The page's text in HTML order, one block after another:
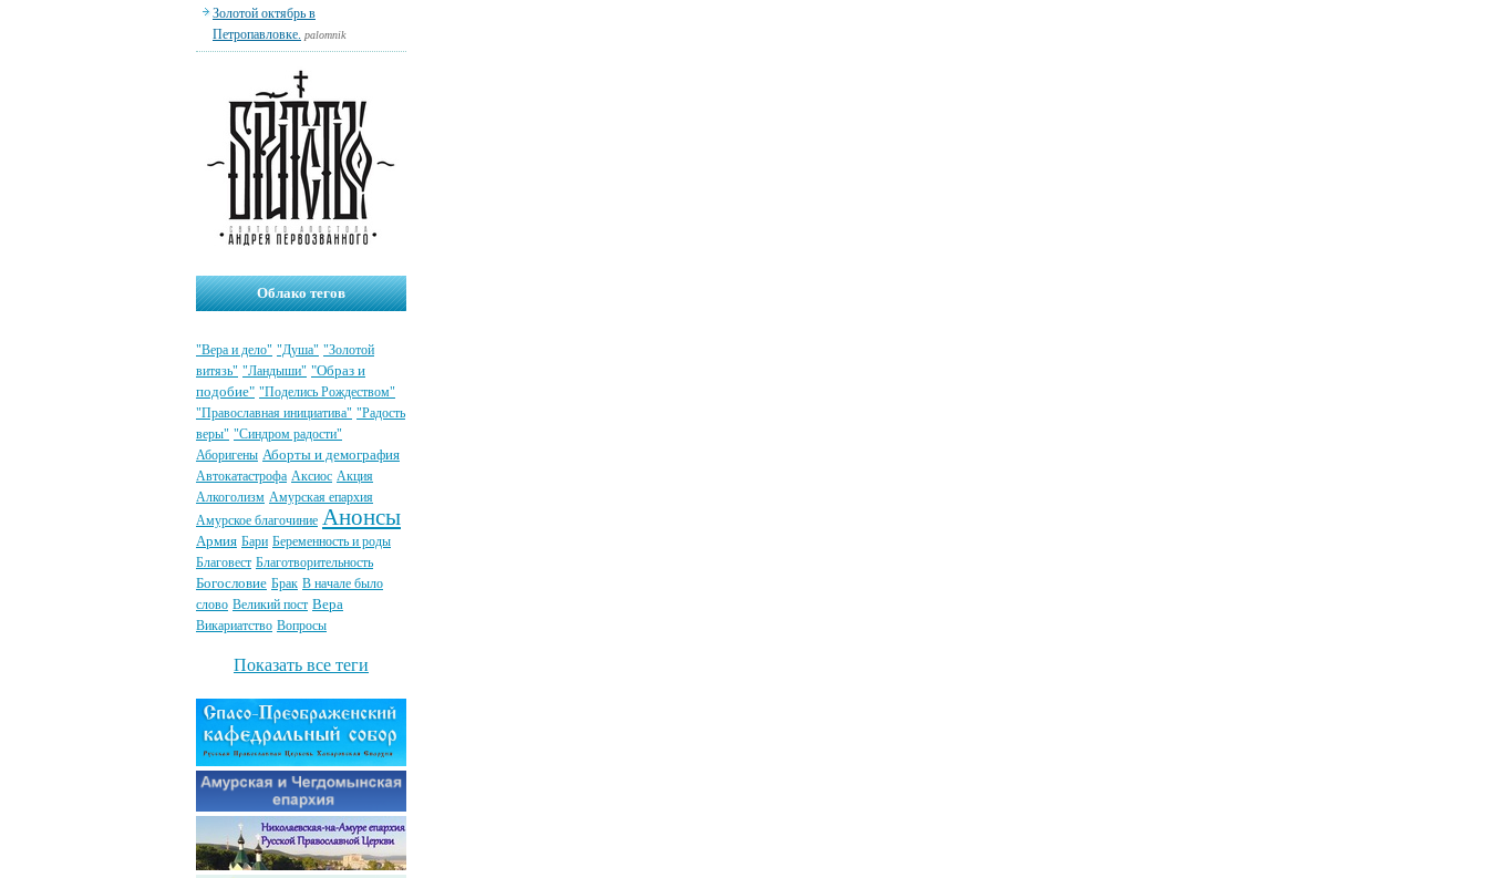
Золотой октябрь в
Петропавловке. palomnik
Облако тегов
"Вера и дело" "Душа" "Золотой
витязь" "Ландыши" "Образ и
подобие" "Поделись Рождеством"
"Православная инициатива" "Радость
веры" "Синдром радости"
Аборигены Аборты и демография
Автокатастрофа Аксиос Акция
Алкоголизм Амурская епархия
Амурское благочиние Анонсы
Армия Бари Беременность и роды
Благовест Благотворительность
Богословие Брак В начале было
слово Великий пост Вера
Викариатство Вопросы
Показать все теги